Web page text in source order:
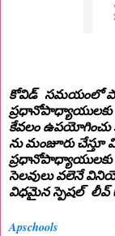
కోవిడ్ సమయంలో
కేవలం ఉపయోగించు
ను మంజూరు
ప్రధానోపాధ్యాయులకు
సెలవులు వలెనే
విధమైన స్పెషల్ లీవ్
Apschools